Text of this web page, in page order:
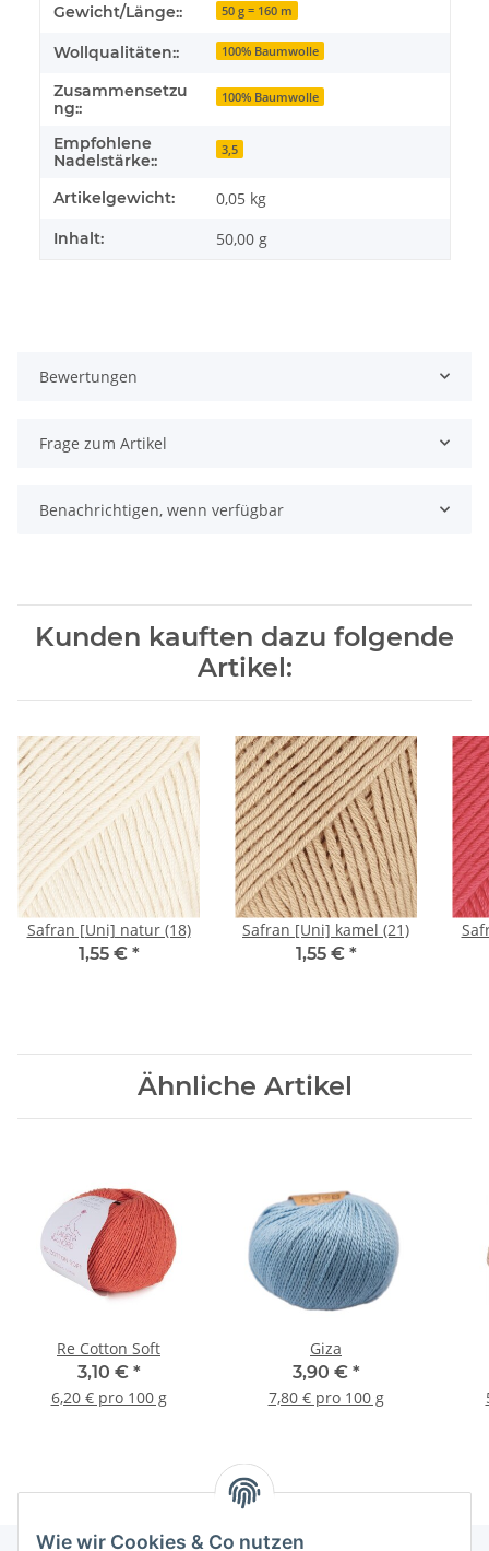
Wie wir Cookies & Co nutzen
Gewicht/Länge:: 50 g = 160 m
Wollqualitäten:: 100% Baumwolle
Zusammensetzu
ng::
100% Baumwolle
Empfohlene
Nadelstärke::
3,5
Artikelgewicht: 0,05 kg
Inhalt: 50,00 g
Bewertungen
Frage zum Artikel
Benachrichtigen, wenn verfügbar
Kunden kauften dazu folgende
Artikel:
Safran [Uni] natur (18)
1,55 € *
Safran [Uni] kamel (21)
1,55 € *
Ähnliche Artikel
Re Cotton Soft
3,10 € *
6,20 € pro 100 g
Giza
3,90 € *
7,80 € pro 100 g